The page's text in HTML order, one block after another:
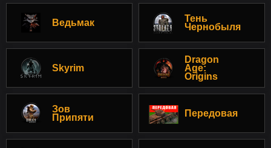
Ведьмак
Тень
Чернобыля
Skyrim
Dragon
Age:
Origins
Зов
Припяти
Передовая